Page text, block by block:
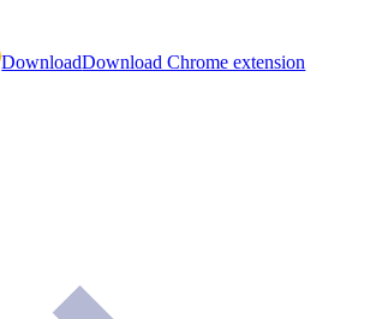
DownloadDownload Chrome extension